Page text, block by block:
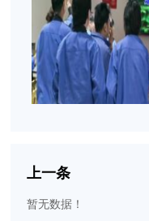
上一条
暂无数据！